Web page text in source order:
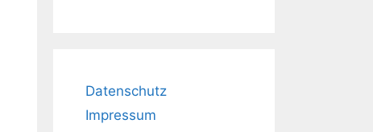
Datenschutz
Impressum